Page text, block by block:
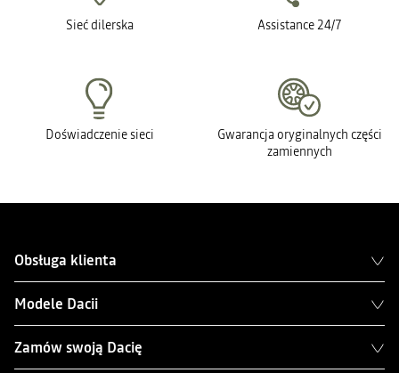
Sieć dilerska Assistance 24/7
Doświadczenie sieci
Gwarancja oryginalnych części
zamiennych
Obsługa klienta
Modele Dacii
Zamów swoją Dacię